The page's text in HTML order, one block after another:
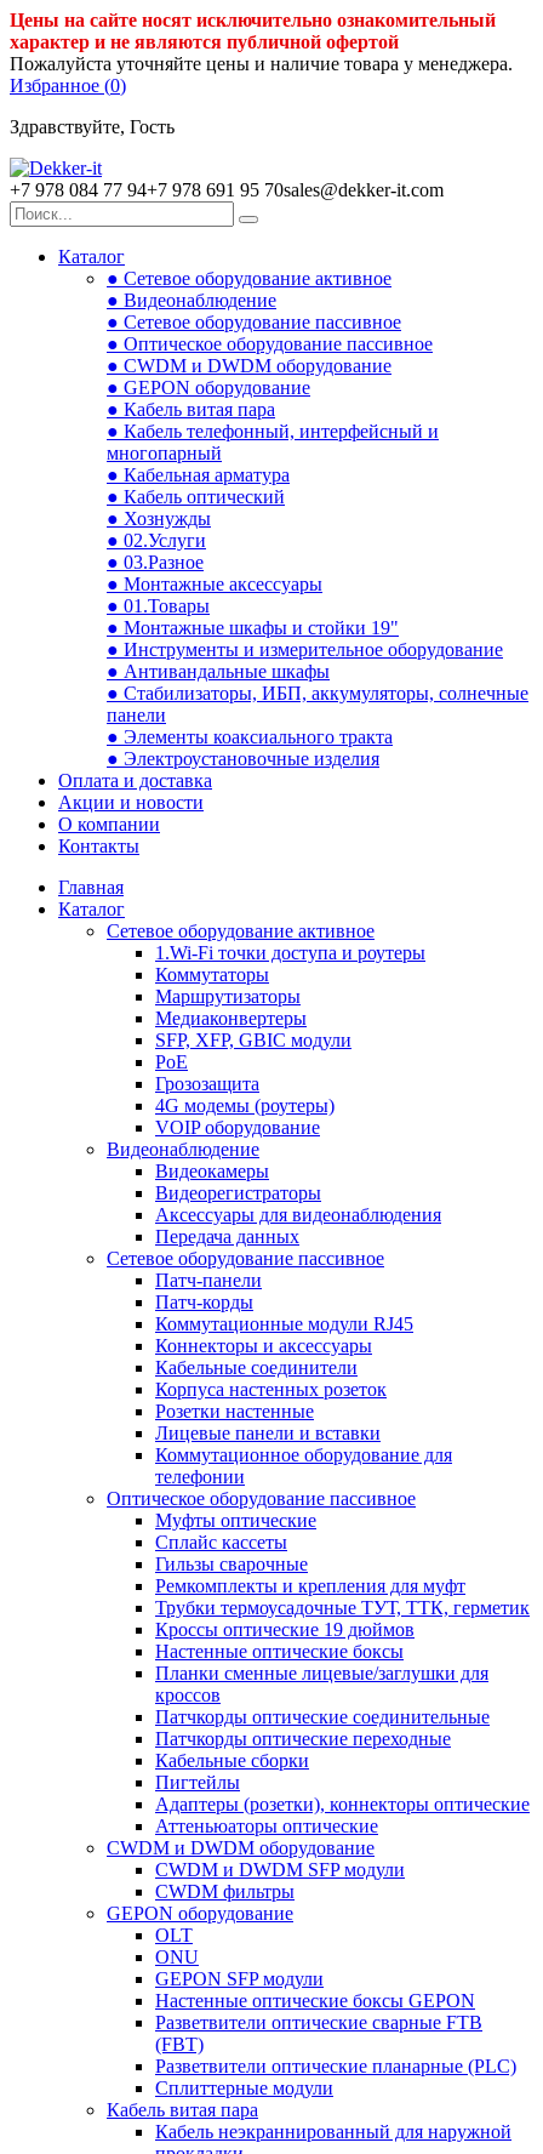
Цены на сайте носят исключительно ознакомительный
характер и не являются публичной офертой
Пожалуйста уточняйте цены и наличие товара у менеджера.
Избранное (0)
Здравствуйте, Гость
+7 978 084 77 94+7 978 691 95 70sales@dekker-it.com
Каталог
● Сетевое оборудование активное
● Видеонаблюдение
● Сетевое оборудование пассивное
● Оптическое оборудование пассивное
● CWDM и DWDM оборудование
● GEPON оборудование
● Кабель витая пара
● Кабель телефонный, интерфейсный и
многопарный
● Кабельная арматура
● Кабель оптический
● Хознужды
● 02.Услуги
● 03.Разное
● Монтажные аксессуары
● 01.Товары
● Монтажные шкафы и стойки 19"
● Инструменты и измерительное оборудование
● Антивандальные шкафы
● Стабилизаторы, ИБП, аккумуляторы, солнечные
панели
● Элементы коаксиального тракта
● Электроустановочные изделия
Оплата и доставка
Акции и новости
О компании
Контакты
Главная
Каталог
Сетевое оборудование активное
1.Wi-Fi точки доступа и роутеры
Коммутаторы
Маршрутизаторы
Медиаконвертеры
SFP, XFP, GBIC модули
PoE
Грозозащита
4G модемы (роутеры)
VOIP оборудование
Видеонаблюдение
Видеокамеры
Видеорегистраторы
Аксессуары для видеонаблюдения
Передача данных
Сетевое оборудование пассивное
Патч-панели
Патч-корды
Коммутационные модули RJ45
Коннекторы и аксессуары
Кабельные соединители
Корпуса настенных розеток
Розетки настенные
Лицевые панели и вставки
Коммутационное оборудование для
телефонии
Оптическое оборудование пассивное
Муфты оптические
Сплайс кассеты
Гильзы сварочные
Ремкомплекты и крепления для муфт
Трубки термоусадочные ТУТ, ТТК, герметик
Кроссы оптические 19 дюймов
Настенные оптические боксы
Планки сменные лицевые/заглушки для
кроссов
Патчкорды оптические соединительные
Патчкорды оптические переходные
Кабельные сборки
Пигтейлы
Адаптеры (розетки), коннекторы оптические
Аттеньюаторы оптические
CWDM и DWDM оборудование
CWDM и DWDM SFP модули
CWDM фильтры
GEPON оборудование
OLT
ONU
GEPON SFP модули
Настенные оптические боксы GEPON
Разветвители оптические сварные FTB
(FBT)
Разветвители оптические планарные (PLC)
Сплиттерные модули
Кабель витая пара
Кабель неэкраннированный для наружной